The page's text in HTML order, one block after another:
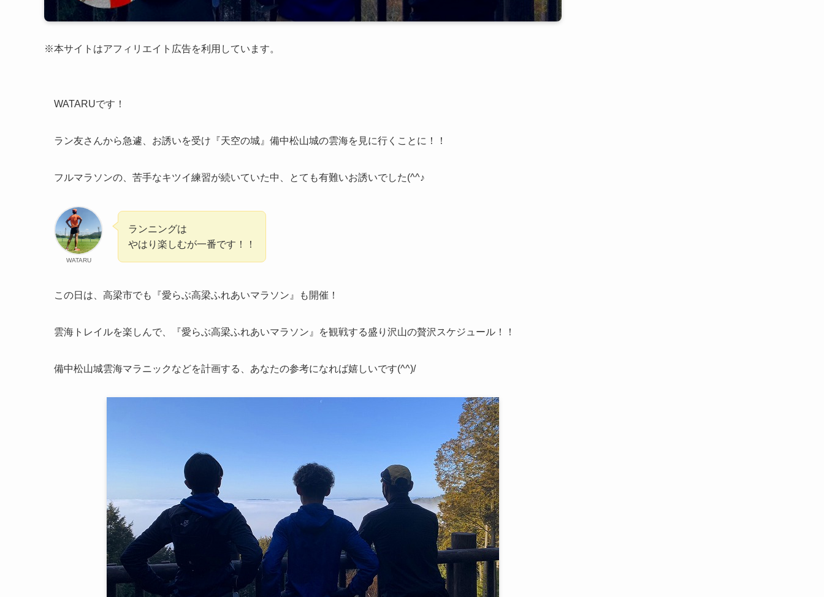
※本サイトはアフィリエイト広告を利用しています。
WATARUです！
ラン友さんから急遽、お誘いを受け『天空の城』備中松山城の雲海を見に行くことに！！
フルマラソンの、苦手なキツイ練習が続いていた中、とても有難いお誘いでした(^^♪
WATARU
ランニングは
やはり楽しむが一番です！！
この日は、高梁市でも『愛らぶ高梁ふれあいマラソン』も開催！
雲海トレイルを楽しんで、『愛らぶ高梁ふれあいマラソン』を観戦する盛り沢山の贅沢スケジュール！！
備中松山城雲海マラニックなどを計画する、あなたの参考になれば嬉しいです(^^)/